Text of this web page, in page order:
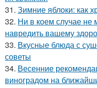
31. Зимние яблоки: как
32. Ни в коем случае
навредить вашему
33. Вкусные блюда с
советы
34. Весенние
виноградом на